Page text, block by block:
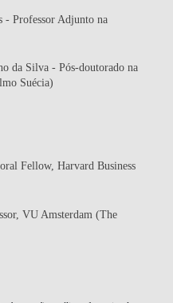
- Professor Adjunto na
da Silva - Pós-doutorado na
Suécia)
Fellow, Harvard Business
VU Amsterdam (The